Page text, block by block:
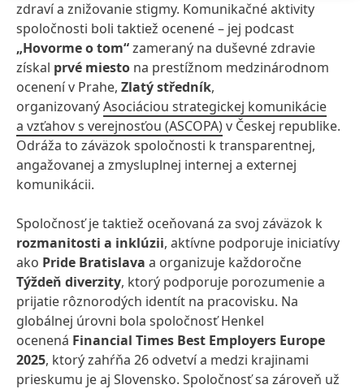
zdraví a znižovanie stigmy. Komunikačné aktivity
spoločnosti boli taktiež ocenené – jej podcast
„Hovorme o tom“zameraný na duševné zdravie
získal prvé miesto na prestížnom medzinárodnom
ocenení v Prahe, Zlatý středník,
organizovanýAsociáciou strategickej komunikácie
a vzťahov s verejnosťou (ASCOPA)v Českej republike.
Odráža to záväzok spoločnosti k transparentnej,
angažovanej a zmysluplnej internej a externej
komunikácii.
Spoločnosť je taktiež oceňovaná za svoj záväzok k
rozmanitosti a inklúzii, aktívne podporuje iniciatívy
ako Pride Bratislava a organizuje každoročne
Týždeň diverzity, ktorý podporuje porozumenie a
prijatie rôznorodých identít na pracovisku. Na
globálnej úrovni bola spoločnosť Henkel
ocenená Financial Times Best Employers Europe
2025, ktorý zahŕňa 26 odvetví a medzi krajinami
prieskumu je aj Slovensko. Spoločnosť sa zároveň už